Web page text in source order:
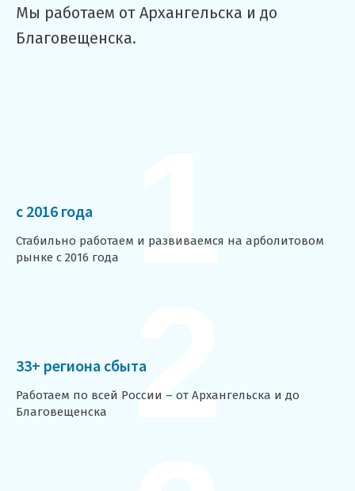
Мы работаем от Архангельска и до
Благовещенска.
c 2016 года
Стабильно работаем и развиваемся на арболитовом
рынке с 2016 года
1
33+ региона сбыта
Работаем по всей России – от Архангельска и до
Благовещенска
2